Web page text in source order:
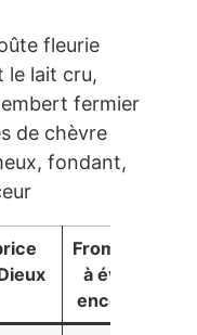
fleurie
le lait cru,
fermier
de chèvre
fondant,
Fromages
à éviter
enceinte